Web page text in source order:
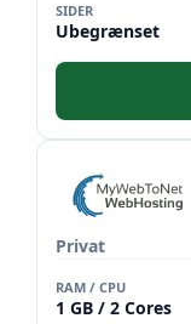
SIDER
Ubegrænset
Privat
RAM / CPU
1 GB / 2 Cores